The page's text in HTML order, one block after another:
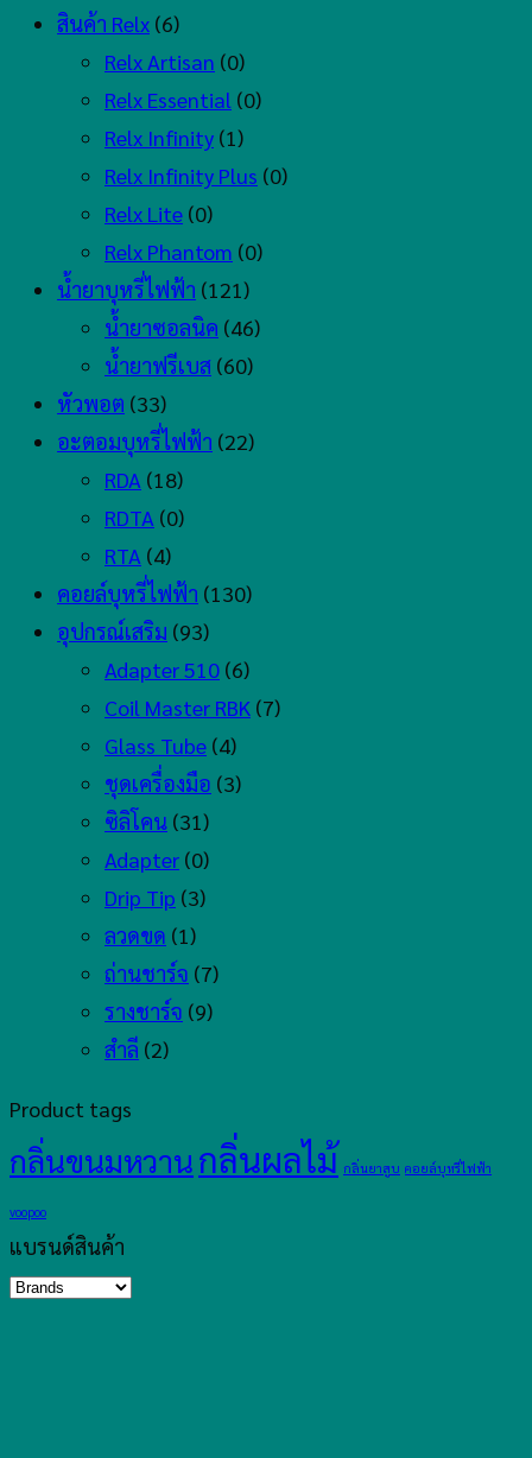
สินค้า Relx (6)
Relx Artisan (0)
Relx Essential (0)
Relx Infinity (1)
Relx Infinity Plus (0)
Relx Lite (0)
Relx Phantom (0)
น้ำยาบุหรี่ไฟฟ้า (121)
น้ำยาซอลนิค (46)
น้ำยาฟรีเบส (60)
หัวพอต (33)
อะตอมบุหรี่ไฟฟ้า (22)
RDA (18)
RDTA (0)
RTA (4)
คอยล์บุหรี่ไฟฟ้า (130)
อุปกรณ์เสริม (93)
Adapter 510 (6)
Coil Master RBK (7)
Glass Tube (4)
ชุดเครื่องมือ (3)
ซิลิโคน (31)
Adapter (0)
Drip Tip (3)
ลวดขด (1)
ถ่านชาร์จ (7)
รางชาร์จ (9)
สำลี (2)
Product tags
กลิ่นขนมหวานกลิ่นผลไม้ กลิ่นยาสูบ คอยล์บุหรี่ไฟฟ้า
voopoo
แบรนด์สินค้า